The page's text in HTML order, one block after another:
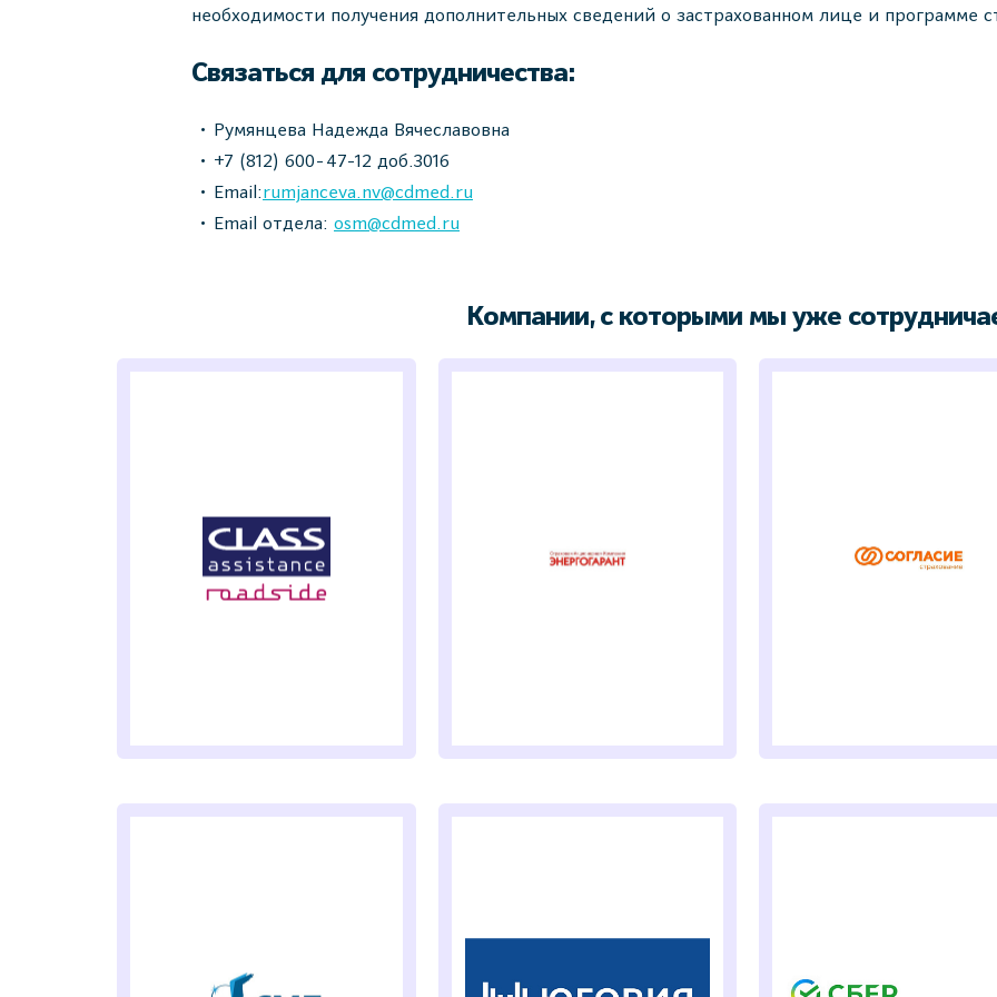
необходимости получения дополнительных сведений о застрахованном лице и программе
Связаться для сотрудничества:
Румянцева Надежда Вячеславовна
+7 (812) 600-47-12 доб.3016
Email:rumjanceva.nv@cdmed.ru
Email отдела: osm@cdmed.ru
Компании, с которыми мы уже